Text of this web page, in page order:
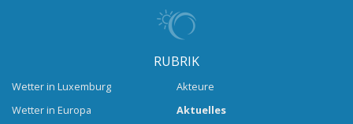
RUBRIK
Wetter in Luxemburg
Wetter in Europa
Akteure
Aktuelles